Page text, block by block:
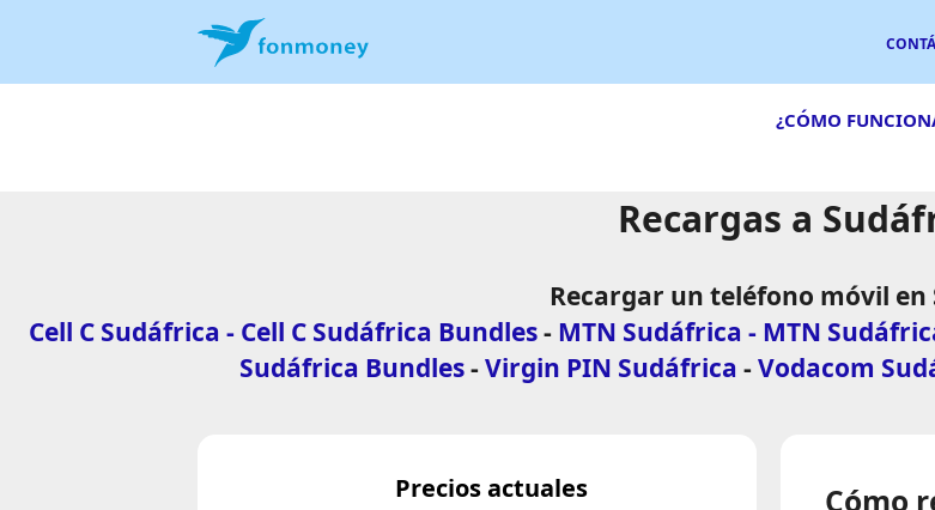
¿CÓMO
Recargas a
Recargar un teléfono móvil en
Cell C Sudáfrica - Cell C Sudáfrica Bundles- MTN Sudáfrica - MTN
Sudáfrica Bundles-Virgin PIN Sudáfrica -Vodacom
Precios actuales
Cómo